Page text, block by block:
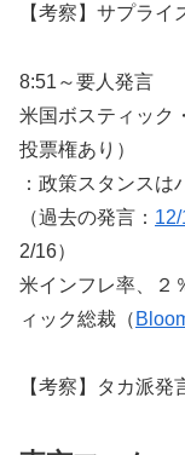
【考察】サプライ
8:51～要人発言
米国ボスティック
投票権あり）
：政策スタンスは
（過去の発言：
2/16）
米インフレ率、２
ィック総裁（
【考察】タカ派